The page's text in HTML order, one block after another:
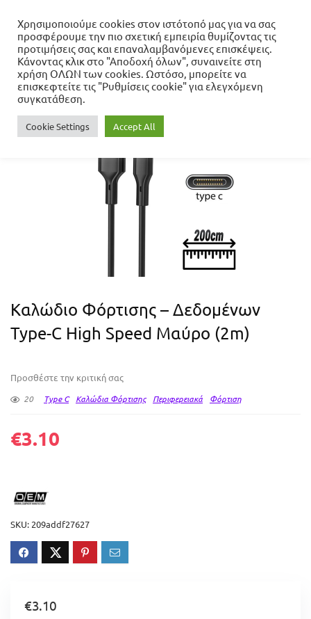
Αρχική σελίδα Περιφερειακά
Φόρτιση
Καλώδια Φόρτισης
Type C
Καλώδιο Φόρτισης –
Δεδομένων Type-C High Speed Μαύρο (2m)
Καλώδιο Φόρτισης – Δεδομένων
Type-C High Speed Μαύρο (2m)
Προσθέστε την κριτική σας
20 Type C Καλώδια Φόρτισης Περιφερειακά Φόρτιση
€3.10
SKU: 209addf27627
€3.10
Χρησιμοποιούμε cookies στον ιστότοπό μας για να σας
προσφέρουμε την πιο σχετική εμπειρία θυμίζοντας τις
προτιμήσεις σας και επαναλαμβανόμενες επισκέψεις.
Κάνοντας κλικ στο "Αποδοχή όλων", συναινείτε στη
χρήση ΟΛΩΝ των cookies. Ωστόσο, μπορείτε να
επισκεφτείτε τις "Ρυθμίσεις cookie" για ελεγχόμενη
συγκατάθεση.
Cookie Settings Accept All